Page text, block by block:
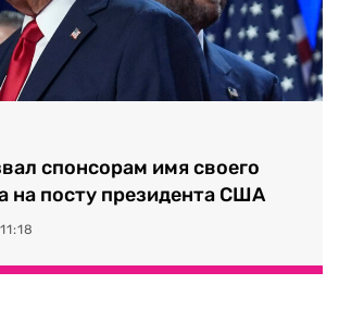
спонсорам имя своего
на посту президента США